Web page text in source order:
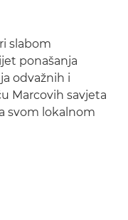
slabom
ponašanja
odvažnih i
Marcovih savjeta
svom lokalnom